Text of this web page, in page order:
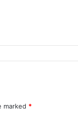
marked *